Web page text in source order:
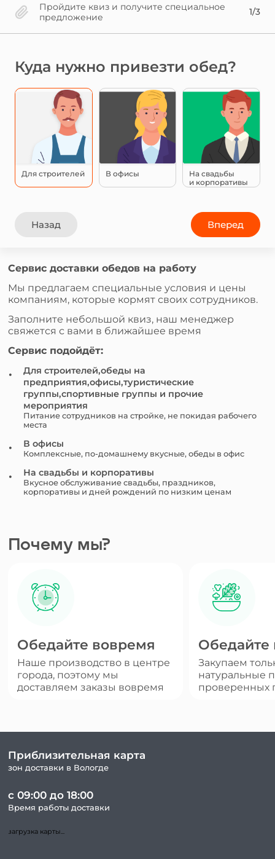
Пройдите квиз и получите специальное
предложение
1/3
Куда нужно привезти обед?
Для строителей В офисы
На свадьбы
и корпоративы
Назад Вперед
Сервис доставки обедов на работу
Мы предлагаем специальные условия и цены
компаниям, которые кормят своих сотрудников.
Заполните небольшой квиз, наш менеджер
свяжется с вами в ближайшее время
Сервис подойдёт:
Для строителей,обеды на
предприятия,офисы,туристические
группы,спортивные группы и прочие
мероприятия
Питание сотрудников на стройке, не покидая рабочего
места
В офисы
Комплексные, по-домашнему вкусные, обеды в офис
На свадьбы и корпоративы
Вкусное обслуживание свадьбы, праздников,
корпоративы и дней рождений по низким ценам
Почему мы?
Обедайте вовремя
Наше производство в центре
города, поэтому мы
доставляем заказы вовремя
Обедайте
Закупаем
натуральные
проверенных
Приблизительная карта
зон доставки в Вологде
с 09:00 до 18:00
Время работы доставки
загрузка карты...